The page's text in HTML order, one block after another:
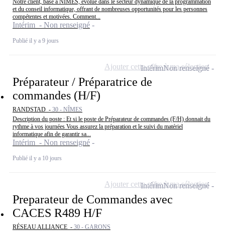
Notre client, basé à NIMES, évolue dans le secteur dynamique de la programmation
et du conseil informatique, offrant de nombreuses opportunités pour les personnes
compétentes et motivées. Comment...
Intérim - Non renseigné
Publié il y a 9 jours
Préparateur / Préparatrice de
commandes (H/F)
RANDSTAD - 30 - NÎMES
Description du poste : Et si le poste de Préparateur de commandes (F/H) donnait du
rythme à vos journées Vous assurez la préparation et le suivi du matériel
informatique afin de garantir sa...
Intérim - Non renseigné
Publié il y a 10 jours
IntérimNon renseigné
Ajouter cette offre à ma sélection
Preparateur de Commandes avec
CACES R489 H/F
RÉSEAU ALLIANCE - 30 - GARONS
IntérimNon renseigné
Ajouter cette offre à ma sélection